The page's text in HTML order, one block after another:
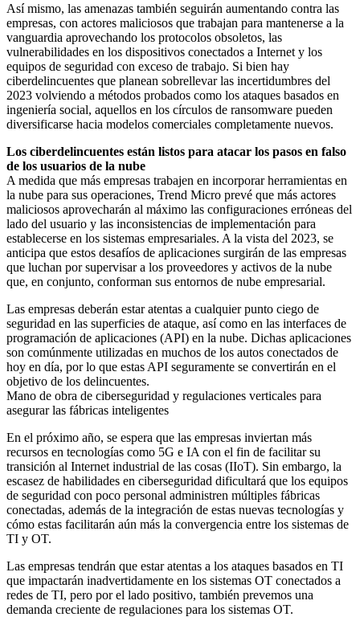
Así mismo, las amenazas también seguirán aumentando contra las
empresas, con actores maliciosos que trabajan para mantenerse a la
vanguardia aprovechando los protocolos obsoletos, las
vulnerabilidades en los dispositivos conectados a Internet y los
equipos de seguridad con exceso de trabajo. Si bien hay
ciberdelincuentes que planean sobrellevar las incertidumbres del
2023 volviendo a métodos probados como los ataques basados en
ingeniería social, aquellos en los círculos de ransomware pueden
diversificarse hacia modelos comerciales completamente nuevos.
Los ciberdelincuentes están listos para atacar los pasos en falso
de los usuarios de la nube
A medida que más empresas trabajen en incorporar herramientas en
la nube para sus operaciones, Trend Micro prevé que más actores
maliciosos aprovecharán al máximo las configuraciones erróneas del
lado del usuario y las inconsistencias de implementación para
establecerse en los sistemas empresariales. A la vista del 2023, se
anticipa que estos desafíos de aplicaciones surgirán de las empresas
que luchan por supervisar a los proveedores y activos de la nube
que, en conjunto, conforman sus entornos de nube empresarial.
Las empresas deberán estar atentas a cualquier punto ciego de
seguridad en las superficies de ataque, así como en las interfaces de
programación de aplicaciones (API) en la nube. Dichas aplicaciones
son comúnmente utilizadas en muchos de los autos conectados de
hoy en día, por lo que estas API seguramente se convertirán en el
objetivo de los delincuentes.
Mano de obra de ciberseguridad y regulaciones verticales para
asegurar las fábricas inteligentes
En el próximo año, se espera que las empresas inviertan más
recursos en tecnologías como 5G e IA con el fin de facilitar su
transición al Internet industrial de las cosas (IIoT). Sin embargo, la
escasez de habilidades en ciberseguridad dificultará que los equipos
de seguridad con poco personal administren múltiples fábricas
conectadas, además de la integración de estas nuevas tecnologías y
cómo estas facilitarán aún más la convergencia entre los sistemas de
TI y OT.
Las empresas tendrán que estar atentas a los ataques basados en TI
que impactarán inadvertidamente en los sistemas OT conectados a
redes de TI, pero por el lado positivo, también prevemos una
demanda creciente de regulaciones para los sistemas OT.